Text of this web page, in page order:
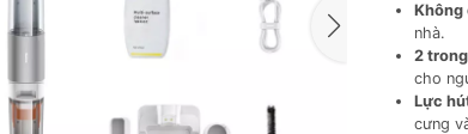
Không
nhà.
2 trong
cho
Lực
cưng